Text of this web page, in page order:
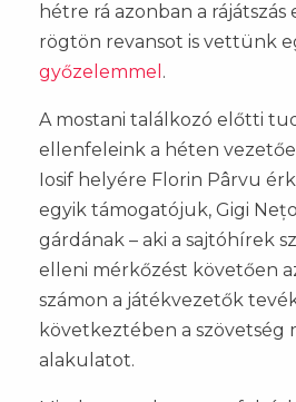
hétre rá azonban a
rögtön revansot is vettünk
győzelemmel .
A mostani találkozó előtti
ellenfeleink a héten
Iosif helyére Florin Pârvu
egyik támogatójuk, Gigi
gárdának – aki a sajtóhírek
elleni mérkőzést követően
számon a játékvezetők
következtében a szövetség
alakulatot.